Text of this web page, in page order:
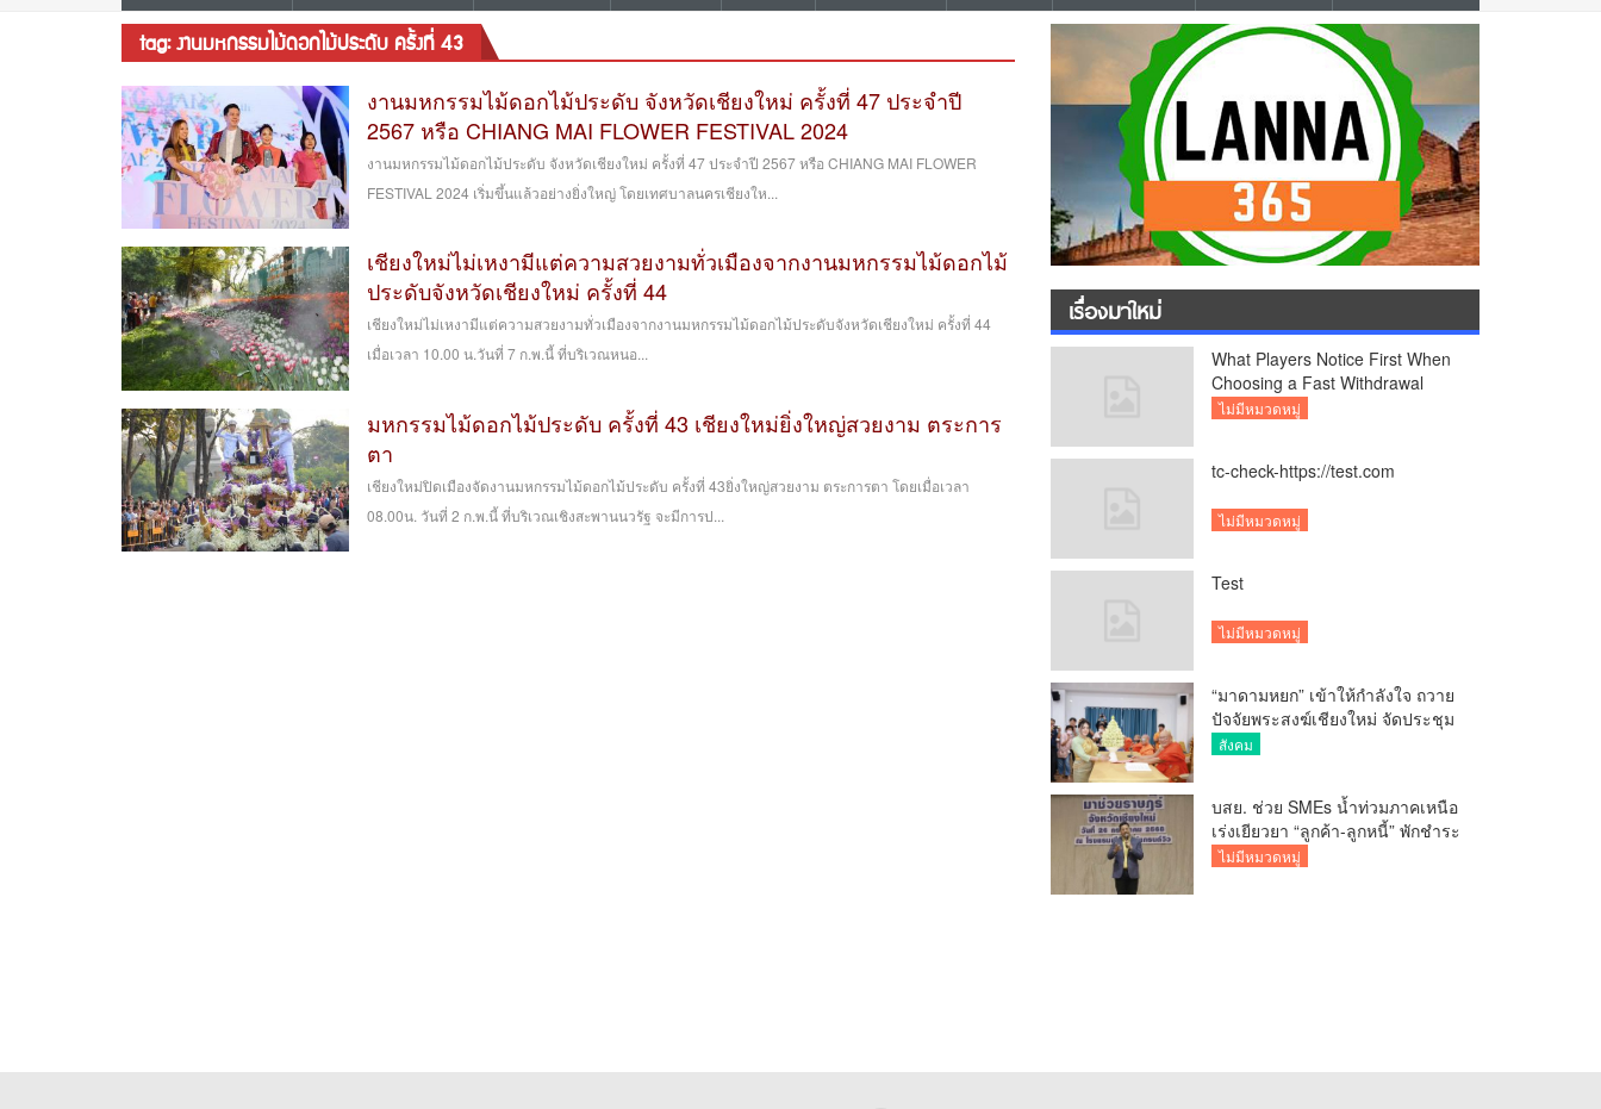
tag: งานมหกรรมไม้ดอกไม้ประดับ ครั้งที่ 43
งานมหกรรมไม้ดอกไม้ประดับ จังหวัดเชียงใหม่ ครั้งที่ 47 ประจำปี
2567 หรือ CHIANG MAI FLOWER FESTIVAL 2024
งานมหกรรมไม้ดอกไม้ประดับ จังหวัดเชียงใหม่ ครั้งที่ 47 ประจำปี 2567 หรือ CHIANG MAI FLOWER
FESTIVAL 2024 เริ่มขึ้นแล้วอย่างยิ่งใหญ่ โดยเทศบาลนครเชียงให...
เชียงใหม่ไม่เหงามีแต่ความสวยงามทั่วเมืองจากงานมหกรรมไม้ดอกไม้
ประดับจังหวัดเชียงใหม่ ครั้งที่ 44
เชียงใหม่ไม่เหงามีแต่ความสวยงามทั่วเมืองจากงานมหกรรมไม้ดอกไม้ประดับจังหวัดเชียงใหม่ ครั้งที่ 44
เมื่อเวลา 10.00 น.วันที่ 7 ก.พ.นี้ ที่บริเวณหนอ...
มหกรรมไม้ดอกไม้ประดับ ครั้งที่ 43 เชียงใหม่ยิ่งใหญ่สวยงาม ตระการ
ตา
เชียงใหม่ปิดเมืองจัดงานมหกรรมไม้ดอกไม้ประดับ ครั้งที่ 43ยิ่งใหญ่สวยงาม ตระการตา โดยเมื่อเวลา
08.00น. วันที่ 2 ก.พ.นี้ ที่บริเวณเชิงสะพานนวรัฐ จะมีการป...
เรื่องมาใหม่
What Players Notice First When
Choosing a Fast Withdrawal
Casino UK
ไม่มีหมวดหมู่
tc-check-https://test.com
ไม่มีหมวดหมู่
Test
ไม่มีหมวดหมู่
“มาดามหยก” เข้าให้กำลังใจ ถวาย
ปัจจัยพระสงฆ์เชียงใหม่ จัดประชุม
ทำบัญชีรายรับรายจ่ายของวัด กว่า
สังคม
บสย. ช่วย SMEs น้ำท่วมภาคเหนือ
เร่งเยียวยา “ลูกค้า-ลูกหนี้” พักชำระ
ค่าธรรมเนียม-ค่างวด
ไม่มีหมวดหมู่